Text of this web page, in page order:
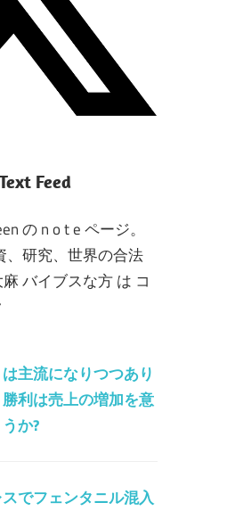
Feed
の n o t e ページ。
、研究、世界の合法
バイブスな方 は コ
主流になりつつあり
利は売上の増加を意
か?
でフェンタニル混入